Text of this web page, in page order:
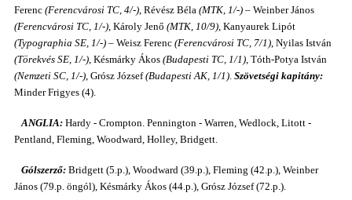
Ferenc (Ferencvárosi TC, 4/-), Révész Béla (MTK, 1/-) – Weinber János
(Ferencvárosi TC, 1/-), Károly Jenő (MTK, 10/9), Kanyaurek Lipót
(Typographia SE, 1/-) – Weisz Ferenc (Ferencvárosi TC, 7/1), Nyilas István
(Törekvés SE, 1/-), Késmárky Ákos (Budapesti TC, 1/1), Tóth-Potya István
(Nemzeti SC, 1/-), Grósz József(Budapesti AK, 1/1). Szövetségi kapitány:
Minder Frigyes (4).
ANGLIA: Hardy - Crompton. Pennington - Warren, Wedlock, Litott -
Pentland, Fleming, Woodward, Holley, Bridgett.
Gólszerző: Bridgett (5.p.), Woodward (39.p.), Fleming (42.p.), Weinber
János (79.p. öngól), Késmárky Ákos (44.p.), Grósz József (72.p.).